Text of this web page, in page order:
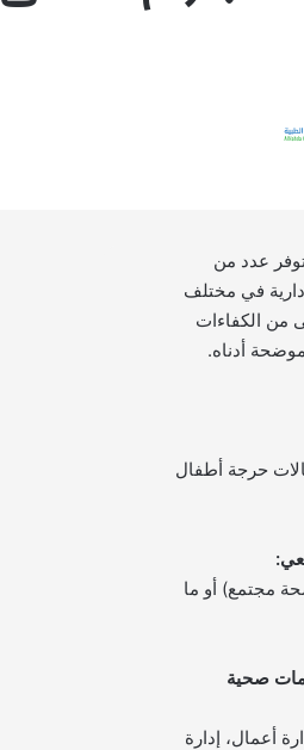
عدد من
في مختلف
من الكفاءات
أدناه.
حرجة أطفال
مجتمع) أو ما
صحية
أعمال، إدارة